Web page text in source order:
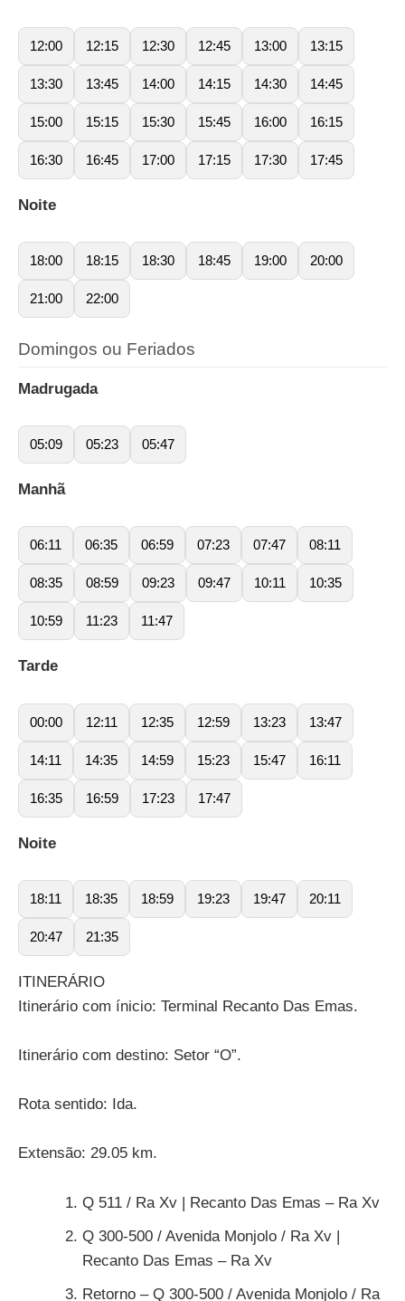
12:00 12:15 12:30 12:45 13:00 13:15
13:30 13:45 14:00 14:15 14:30 14:45
15:00 15:15 15:30 15:45 16:00 16:15
16:30 16:45 17:00 17:15 17:30 17:45
Noite
18:00 18:15 18:30 18:45 19:00 20:00
21:00 22:00
Domingos ou Feriados
Madrugada
05:09 05:23 05:47
Manhã
06:11 06:35 06:59 07:23 07:47 08:11
08:35 08:59 09:23 09:47 10:11 10:35
10:59 11:23 11:47
Tarde
00:00 12:11 12:35 12:59 13:23 13:47
14:11 14:35 14:59 15:23 15:47 16:11
16:35 16:59 17:23 17:47
Noite
18:11 18:35 18:59 19:23 19:47 20:11
20:47 21:35
ITINERÁRIO
Itinerário com ínicio: Terminal Recanto Das Emas.
Itinerário com destino: Setor “O”.
Rota sentido: Ida.
Extensão: 29.05 km.
Q 511 / Ra Xv | Recanto Das Emas – Ra Xv
Q 300-500 / Avenida Monjolo / Ra Xv |
Recanto Das Emas – Ra Xv
Retorno – Q 300-500 / Avenida Monjolo / Ra